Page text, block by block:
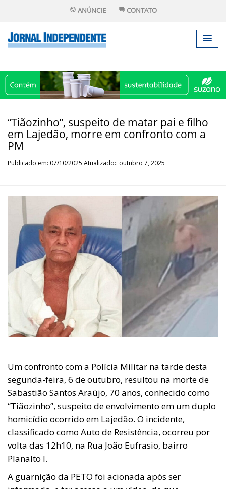
ANÚNCIE CONTATO
“Tiãozinho”, suspeito de matar pai e filho
em Lajedão, morre em confronto com a
PM
Publicado em: 07/10/2025 Atualizado:: outubro 7, 2025
Um confronto com a Polícia Militar na tarde desta
segunda-feira, 6 de outubro, resultou na morte de
Sabastião Santos Araújo, 70 anos, conhecido como
“Tiãozinho”, suspeito de envolvimento em um duplo
homicídio ocorrido em Lajedão. O incidente,
classificado como Auto de Resistência, ocorreu por
volta das 12h10, na Rua João Eufrasio, bairro
Planalto I.
A guarnição da PETO foi acionada após ser